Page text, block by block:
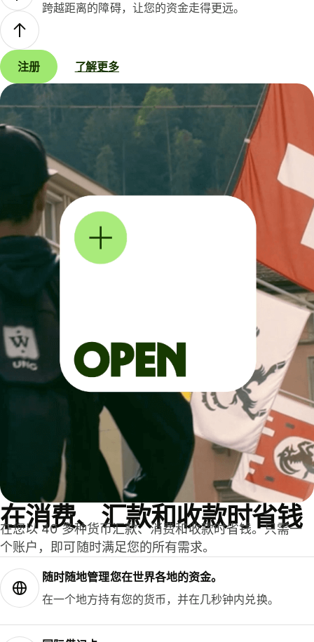
跨越距离的障碍，让您的资金走得更远。
注册 了解更多
在消费、汇款和收款时省钱
在您以 40 多种货币汇款、消费和收款时省钱。只需一
个账户，即可随时满足您的所有需求。
随时随地管理您在世界各地的资金。
在一个地方持有您的货币，并在几秒钟内兑换。